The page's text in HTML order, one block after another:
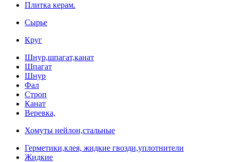
Плитка керам.
Сырье
Круг
Шнур,шпагат,канат
Шпагат
Шнур
Фал
Строп
Канат
Веревка,
Хомуты нейлон,стальные
Герметики,клея, жидкие гвозди,уплотнители
Жидкие